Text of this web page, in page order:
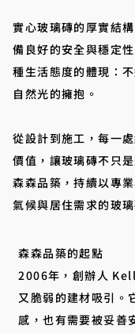
實心玻璃磚的厚實結
備良好的安全與穩定
種生活態度的體現：
自然光的擁抱。
從設計到施工，每一
價值，讓玻璃磚不只
森森品築，持續以專
氣候與居住需求的玻
森森品築的起點
2006年，創辦人
又脆弱的建材吸引。
感，也有需要被妥善